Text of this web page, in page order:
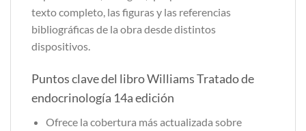
texto completo, las figuras y las referencias
bibliográficas de la obra desde distintos
dispositivos.
Puntos clave del libro Williams Tratado de
endocrinología 14a edición
Ofrece la cobertura más actualizada sobre